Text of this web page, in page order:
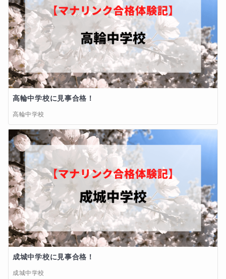
高輪中学校に見事合格！
高輪中学校
成城中学校に見事合格！
成城中学校